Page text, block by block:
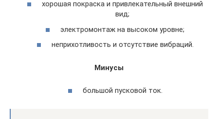
хорошая покраска и привлекательный внешний
вид;
электромонтаж на высоком уровне;
неприхотливость и отсутствие вибраций.
Минусы
большой пусковой ток.